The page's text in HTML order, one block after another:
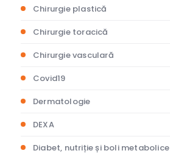
Chirurgie plastică
Chirurgie toracică
Chirurgie vasculară
Covid19
Dermatologie
DEXA
Diabet, nutriție și boli metabolice